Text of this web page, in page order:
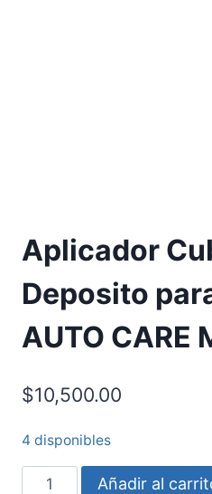
Aplicador
Deposito
AUTO CARE
$10,500.00
4 disponibles
Añadir al